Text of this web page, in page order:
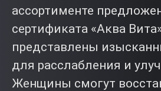
ассортименте
сертификата «Аква
представлены
для расслабления и
Женщины смогут